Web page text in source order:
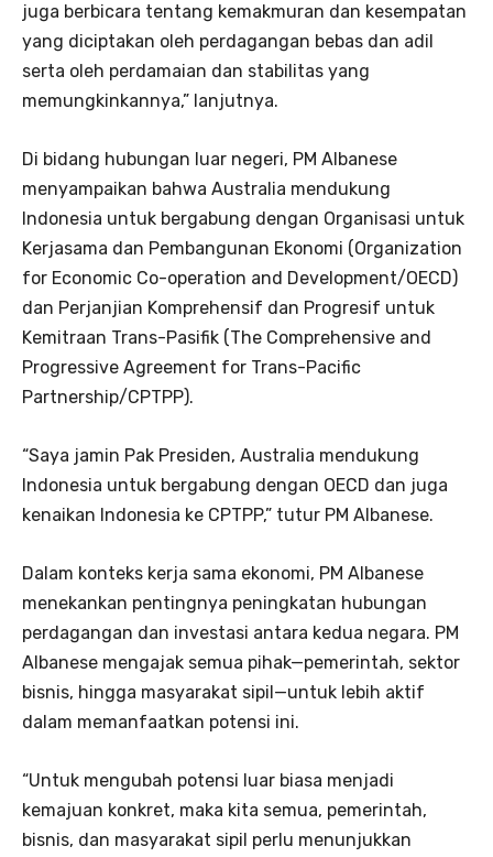
juga berbicara tentang kemakmuran dan kesempatan
yang diciptakan oleh perdagangan bebas dan adil
serta oleh perdamaian dan stabilitas yang
memungkinkannya,” lanjutnya.
Di bidang hubungan luar negeri, PM Albanese
menyampaikan bahwa Australia mendukung
Indonesia untuk bergabung dengan Organisasi untuk
Kerjasama dan Pembangunan Ekonomi (Organization
for Economic Co-operation and Development/OECD)
dan Perjanjian Komprehensif dan Progresif untuk
Kemitraan Trans-Pasifik (The Comprehensive and
Progressive Agreement for Trans-Pacific
Partnership/CPTPP).
“Saya jamin Pak Presiden, Australia mendukung
Indonesia untuk bergabung dengan OECD dan juga
kenaikan Indonesia ke CPTPP,” tutur PM Albanese.
Dalam konteks kerja sama ekonomi, PM Albanese
menekankan pentingnya peningkatan hubungan
perdagangan dan investasi antara kedua negara. PM
Albanese mengajak semua pihak—pemerintah, sektor
bisnis, hingga masyarakat sipil—untuk lebih aktif
dalam memanfaatkan potensi ini.
“Untuk mengubah potensi luar biasa menjadi
kemajuan konkret, maka kita semua, pemerintah,
bisnis, dan masyarakat sipil perlu menunjukkan